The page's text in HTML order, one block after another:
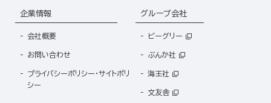
企業情報
会社概要
お問い合わせ
プライバシーポリシー・サイトポリ
シー
グループ会社
ビーグリー
ぶんか社
海王社
文友舎